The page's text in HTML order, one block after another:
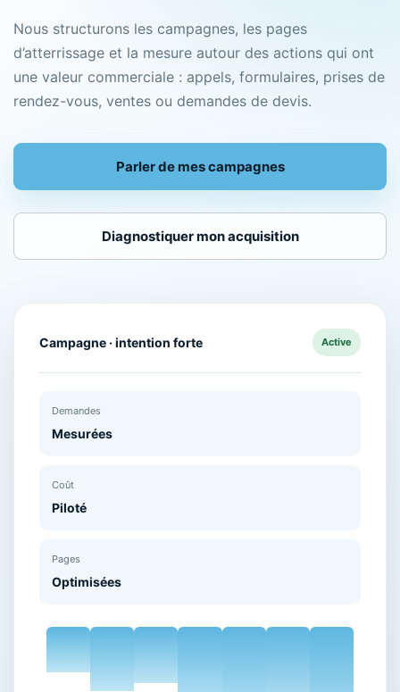
Nous structurons les campagnes, les pages
d’atterrissage et la mesure autour des actions qui ont
une valeur commerciale : appels, formulaires, prises de
rendez-vous, ventes ou demandes de devis.
Parler de mes campagnes
Diagnostiquer mon acquisition
Campagne · intention forte Active
Demandes
Mesurées
Coût
Piloté
Pages
Optimisées